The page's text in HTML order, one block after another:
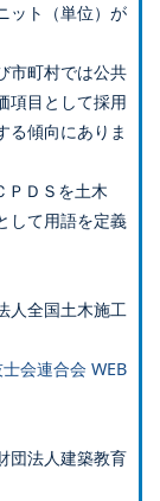
ット（単位）が
市町村では公共
項目として採用
る傾向にありま
ＰＤＳを土木
して用語を定義
人全国土木施工
会連合会 WEB
団法人建築教育